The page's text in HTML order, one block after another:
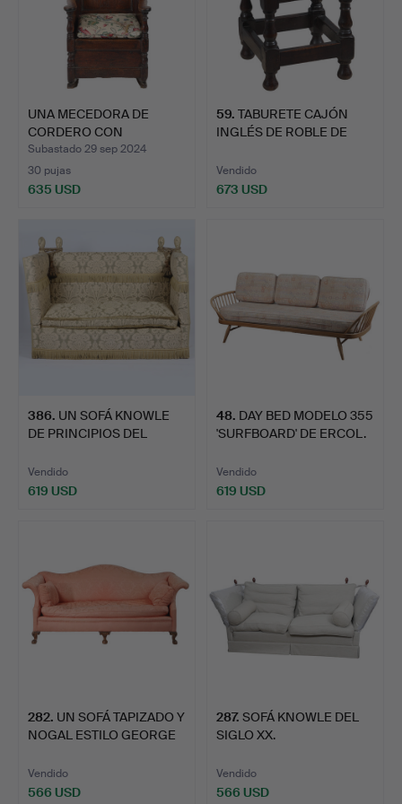
UNA MECEDORA DE
CORDERO CON
RESPALDO DE AL…
Subastado 29 sep 2024
30 pujas
635 USD
59. TABURETE CAJÓN
INGLÉS DE ROBLE DE
Vendido
673 USD
386. UN SOFÁ KNOWLE
DE PRINCIPIOS DEL
Vendido
619 USD
48. DAY BED MODELO 355
'SURFBOARD' DE ERCOL.
Vendido
619 USD
282. UN SOFÁ TAPIZADO Y
NOGAL ESTILO GEORGE
Vendido
566 USD
287. SOFÁ KNOWLE DEL
SIGLO XX.
Vendido
566 USD